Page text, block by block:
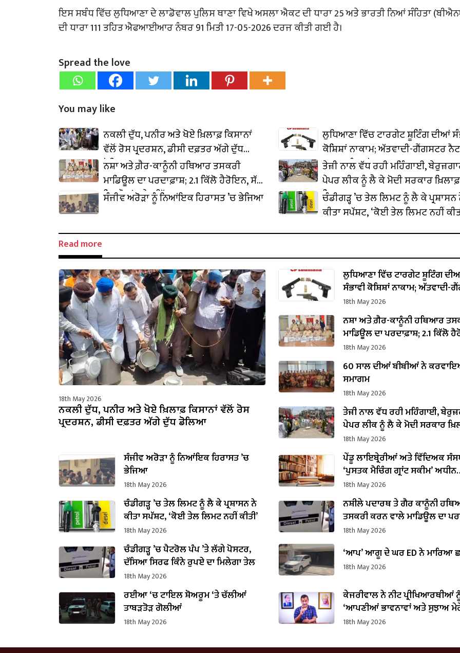
ਇਸ ਸਬੰਧ ਵਿੱਚ ਲੁਧਿਆਣਾ ਦੇ ਲਾਡੋਵਾਲ ਪੁਲਿਸ ਥਾਣਾ ਵਿਖੇ ਅਸਲਾ ਐਕਟ ਦੀ ਧਾਰਾ 25 ਅਤੇ ਭਾਰਤੀ ਨਿਆਂ ਸੰਹਿਤਾ
ਦੀ ਧਾਰਾ 111 ਤਹਿਤ ਐਫਆਈਆਰ ਨੰਬਰ 91 ਮਿਤੀ 17-05-2026 ਦਰਜ ਕੀਤੀ ਗਈ ਹੈ।
Spread the love
You may like
ਨਕਲੀ ਦੁੱਧ, ਪਨੀਰ ਅਤੇ ਖੋਏ ਖ਼ਿਲਾਫ਼ ਕਿਸਾਨਾਂ
ਵੱਲੋਂ ਰੋਸ ਪ੍ਰਦਰਸ਼ਨ, ਡੀਸੀ ਦਫ਼ਤਰ ਅੱਗੇ ਦੁੱਧ
ਡੋਲਿਆ
ਲੁਧਿਆਣਾ ਵਿੱਚ ਟਾਰਗੇਟ ਸ਼ੂਟਿੰਗ ਦੀਆਂ
ਕੋਸ਼ਿਸ਼ਾਂ ਨਾਕਾਮ; ਅੱਤਵਾਦੀ-ਗੈਂਗਸਟਰ
ਨਾਲ ਸਬੰਧਤ ਦੋ ਮੁਲਜ਼ਮ ਕਾਬੂ
ਨਸ਼ਾ ਅਤੇ ਗ਼ੈਰ-ਕਾਨੂੰਨੀ ਹਥਿਆਰ ਤਸਕਰੀ
ਮਾਡਿਊਲ ਦਾ ਪਰਦਾਫ਼ਾਸ਼; 2.1 ਕਿੱਲੋ ਹੈਰੋਇਨ, ਸੱਤ
ਪਿਸਤੌਲਾਂ ਸਮੇਤ ਇੱਕ ਕਾਬੂ
ਤੇਜ਼ੀ ਨਾਲ ਵੱਧ ਰਹੀ ਮਹਿੰਗਾਈ,
ਪੇਪਰ ਲੀਕ ਨੂੰ ਲੈ ਕੇ ਮੋਦੀ ਸਰਕਾਰ
ਵਿਖਾਵਾ
ਸੰਜੀਵ ਅਰੋੜਾ ਨੂੰ ਨਿਆਂਇਕ ਹਿਰਾਸਤ ’ਚ ਭੇਜਿਆ
ਚੰਡੀਗੜ੍ਹ ’ਚ ਤੇਲ ਲਿਮਟ ਨੂੰ ਲੈ ਕੇ
ਕੀਤਾ ਸਪੱਸ਼ਟ, ‘ਕੋਈ ਤੇਲ ਲਿਮਟ ਨਹੀਂ
Read more
18th May 2026
ਨਕਲੀ ਦੁੱਧ, ਪਨੀਰ ਅਤੇ ਖੋਏ ਖ਼ਿਲਾਫ਼ ਕਿਸਾਨਾਂ ਵੱਲੋਂ ਰੋਸ
ਪ੍ਰਦਰਸ਼ਨ, ਡੀਸੀ ਦਫ਼ਤਰ ਅੱਗੇ ਦੁੱਧ ਡੋਲਿਆ
ਲੁਧਿਆਣਾ ਵਿੱਚ ਟਾਰਗੇਟ ਸ਼ੂਟਿੰਗ
ਸੰਭਾਵੀ ਕੋਸ਼ਿਸ਼ਾਂ ਨਾਕਾਮ;
ਨੈਟਵਰਕ ਨਾਲ ਸਬੰਧਤ ਦੋ ਮੁਲਜ਼ਮ ਕਾਬੂ
18th May 2026
ਨਸ਼ਾ ਅਤੇ ਗ਼ੈਰ-ਕਾਨੂੰਨੀ ਹਥਿਆਰ
ਮਾਡਿਊਲ ਦਾ ਪਰਦਾਫ਼ਾਸ਼; 2.1 ਕਿੱਲੋ
ਸੱਤ ਪਿਸਤੌਲਾਂ ਸਮੇਤ ਇੱਕ ਕਾਬੂ
18th May 2026
60 ਸਾਲ ਦੀਆਂ ਬੀਬੀਆਂ ਨੇ
ਸਮਾਗਮ
18th May 2026
ਤੇਜ਼ੀ ਨਾਲ ਵੱਧ ਰਹੀ ਮਹਿੰਗਾਈ,
ਪੇਪਰ ਲੀਕ ਨੂੰ ਲੈ ਕੇ ਮੋਦੀ ਸਰਕਾਰ
ਵਿਖਾਵਾ
18th May 2026
ਸੰਜੀਵ ਅਰੋੜਾ ਨੂੰ ਨਿਆਂਇਕ ਹਿਰਾਸਤ ’ਚ
ਭੇਜਿਆ
18th May 2026
ਪੇਂਡੂ ਲਾਇਬ੍ਰੇਰੀਆਂ ਅਤੇ ਵਿੱਦਿਅਕ
‘ਪੁਸਤਕ ਮੈਚਿੰਗ ਗ੍ਰਾਂਟ ਸਕੀਮ’ ਅਧੀਨ
ਮਿਲਣਗੀਆਂ ਮਿਆਰੀ ਪੁਸਤਕਾਂ
18th May 2026
ਚੰਡੀਗੜ੍ਹ ’ਚ ਤੇਲ ਲਿਮਟ ਨੂੰ ਲੈ ਕੇ ਪ੍ਰਸ਼ਾਸਨ ਨੇ
ਕੀਤਾ ਸਪੱਸ਼ਟ, ‘ਕੋਈ ਤੇਲ ਲਿਮਟ ਨਹੀਂ ਕੀਤੀ’
18th May 2026
ਨਸ਼ੀਲੇ ਪਦਾਰਥ ਤੇ ਗੈਰ ਕਾਨੂੰਨੀ
ਤਸਕਰੀ ਕਰਨ ਵਾਲੇ ਮਾਡਿਊਲ ਦਾ
18th May 2026
ਚੰਡੀਗੜ੍ਹ ’ਚ ਪੈਟਰੋਲ ਪੰਪ ’ਤੇ ਲੱਗੇ ਪੋਸਟਰ,
ਦੱਸਿਆ ਸਿਰਫ ਕਿੰਨੇ ਰੁਪਏ ਦਾ ਮਿਲੇਗਾ ਤੇਲ
18th May 2026
‘ਆਪ’ ਆਗੂ ਦੇ ਘਰ ED ਨੇ ਮਾਰਿਆ
18th May 2026
ਰਈਆ ‘ਚ ਟਾਇਲ ਸ਼ੋਅਰੂਮ ‘ਤੇ ਚੱਲੀਆਂ
ਤਾਬੜਤੋੜ ਗੋਲੀਆਂ
18th May 2026
ਕੇਜਰੀਵਾਲ ਨੇ ਨੀਟ ਪ੍ਰੀਖਿਆਰਥੀਆਂ
‘ਆਪਣੀਆਂ ਭਾਵਨਾਵਾਂ ਅਤੇ ਸੁਝਾਅ
ਸਾਂਝੇ ਕਰੋ, ਅਸੀਂ ਤੁਹਾਡੇ ਨਾਲ’
18th May 2026